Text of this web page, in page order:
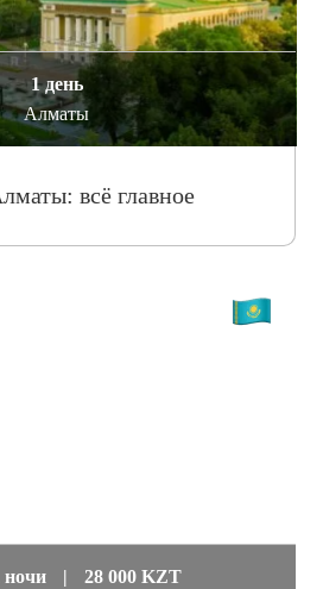
1 день
Алматы
всё главное
ночи |
28 000 KZT